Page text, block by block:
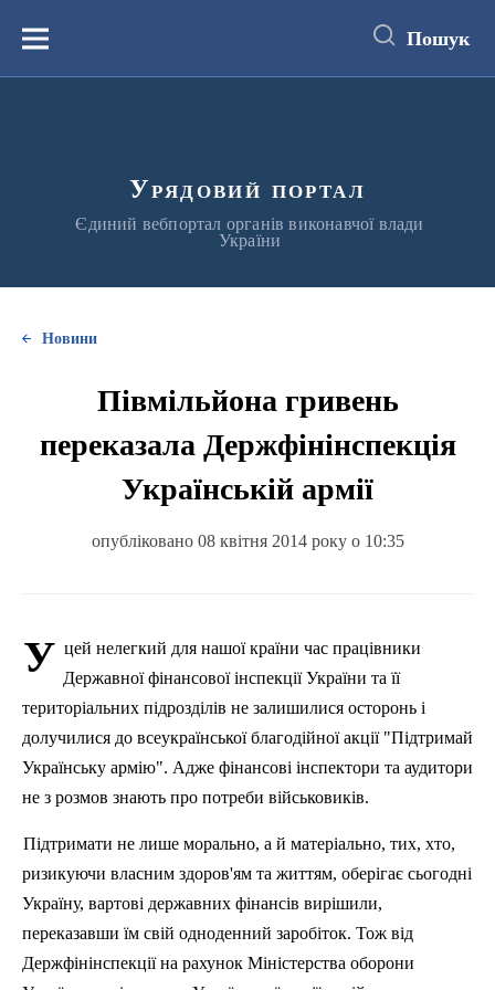
вмістуМеню Пошук
Урядовий портал
Єдиний вебпортал органів виконавчої влади
України
Новини
Півмільйона гривень
переказала Держфінінспекція
Українській армії
опубліковано 08 квітня 2014 року о 10:35
У цей нелегкий для нашої країни час працівники
Державної фінансової інспекції України та її
територіальних підрозділів не залишилися осторонь і
долучилися до всеукраїнської благодійної акції "Підтримай
Українську армію". Адже фінансові інспектори та аудитори
не з розмов знають про потреби військовиків.
Підтримати не лише морально, а й матеріально, тих, хто,
ризикуючи власним здоров'ям та життям, оберігає сьогодні
Україну, вартові державних фінансів вирішили,
переказавши їм свій одноденний заробіток. Тож від
Держфінінспекції на рахунок Міністерства оборони